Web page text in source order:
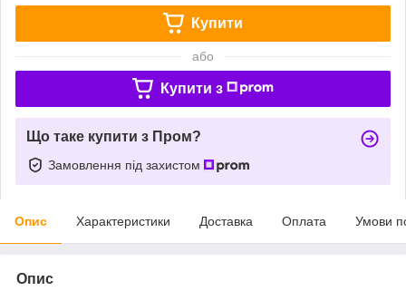
Купити
або
Купити з
Що таке купити з Пром?
Замовлення під захистом
Опис Характеристики Доставка Оплата Умови
Опис